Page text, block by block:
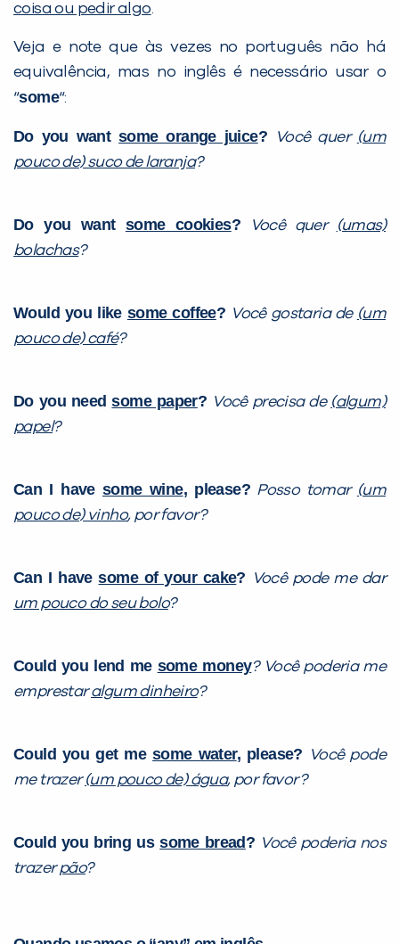
coisa ou pedir algo.
Veja e note que às vezes no português não há
equivalência, mas no inglês é necessário usar o
“some“:
Do you wantsome orange juice? Você quer (um
pouco de) suco de laranja?
Do you want some cookies? Você quer (umas)
bolachas?
Would you like some coffee? Você gostaria de (um
pouco de) café?
Do you needsome paper? Você precisa de (algum)
papel?
Can I havesome wine, please? Posso tomar (um
pouco de) vinho, por favor?
Can I havesome of your cake?
Você pode me dar
um pouco do seu bolo?
Could you lend me some money? Você poderia me
emprestaralgum dinheiro?
Could you get mesome water, please?
Você pode
me trazer(um pouco de) água, por favor?
Could you bring ussome bread ? Você poderia nos
trazerpão?